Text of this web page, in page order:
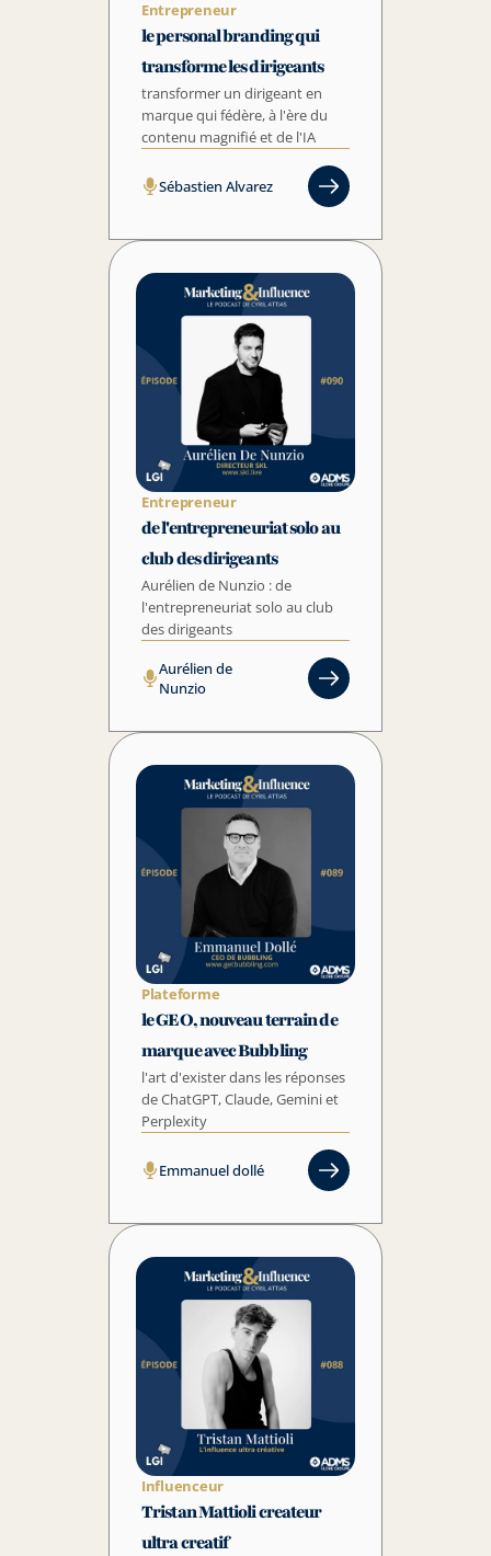
Entrepreneur
le personal branding qui
transforme les dirigeants
transformer un dirigeant en
marque qui fédère, à l'ère du
contenu magnifié et de l'IA
Sébastien Alvarez
Entrepreneur
de l'entrepreneuriat solo au
club des dirigeants
Aurélien de Nunzio : de
l'entrepreneuriat solo au club
des dirigeants
Aurélien de
Nunzio
Plateforme
le GEO, nouveau terrain de
marque avec Bubbling
l'art d'exister dans les réponses
de ChatGPT, Claude, Gemini et
Perplexity
Emmanuel dollé
Influenceur
Tristan Mattioli createur
ultra creatif